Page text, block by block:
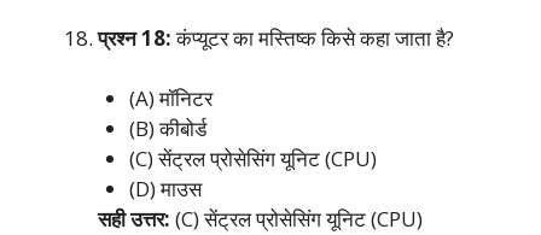
प्रश्न 18:कंप्यूटर का मस्तिष्क किसे कहा जाता है?
(A) मॉनिटर
(B) कीबोर्ड
(C) सेंट्रल प्रोसेसिंग यूनिट (CPU)
(D) माउस
सही उत्तर: (C) सेंट्रल प्रोसेसिंग यूनिट (CPU)